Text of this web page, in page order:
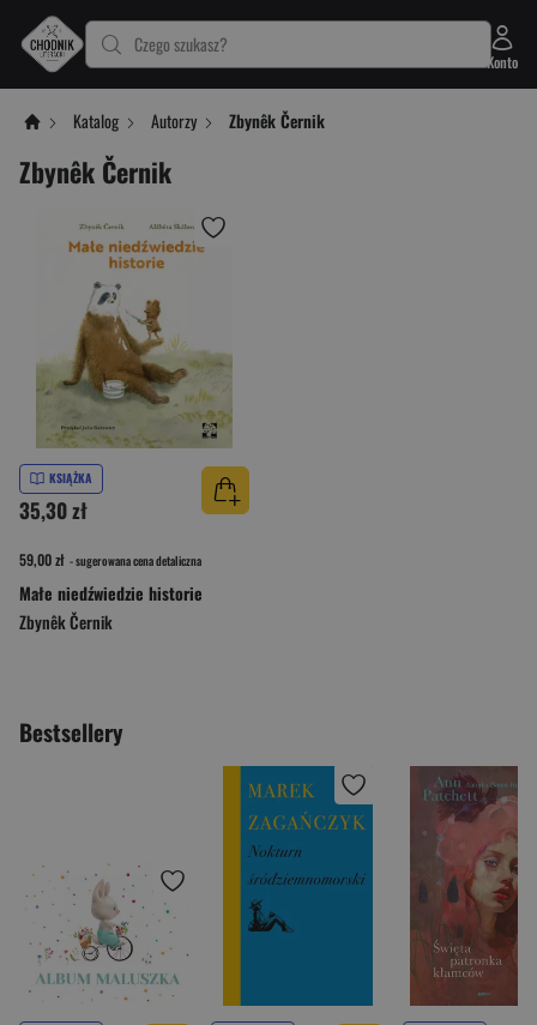
Czego szukasz?
Konto
Katalog Autorzy Zbynêk Černik
Zbynêk Černik
KSIĄŻKA
35,30 zł
59,00 zł - sugerowana cena detaliczna
Małe niedźwiedzie historie
Zbynêk Černik
Bestsellery